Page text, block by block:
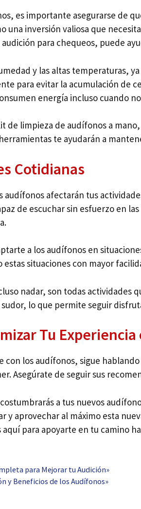
es importante asegurarse de
una inversión valiosa que
para chequeos, puede
y las altas temperaturas,
para evitar la acumulación de
energía incluso cuando
de limpieza de audífonos a
te ayudarán a
Cotidianas
afectarán tus
de escuchar sin esfuerzo en
a los audífonos en
situaciones con mayor
nadar, son todas actividades
lo que permite seguir
Tu
con los audífonos, sigue
Asegúrate de seguir sus
a tus nuevos
y aprovechar al máximo esta
para apoyarte en tu camino
para Mejorar tu Audición»
y Beneficios de los Audífonos»